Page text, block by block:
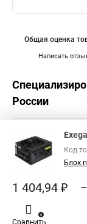
Написать
Общая оценка
России
Код
Блок
1 404,94 ₽ –
Сравнить
0